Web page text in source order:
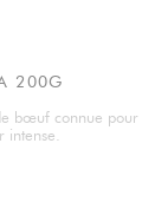
200G
bœuf connue pour
intense.